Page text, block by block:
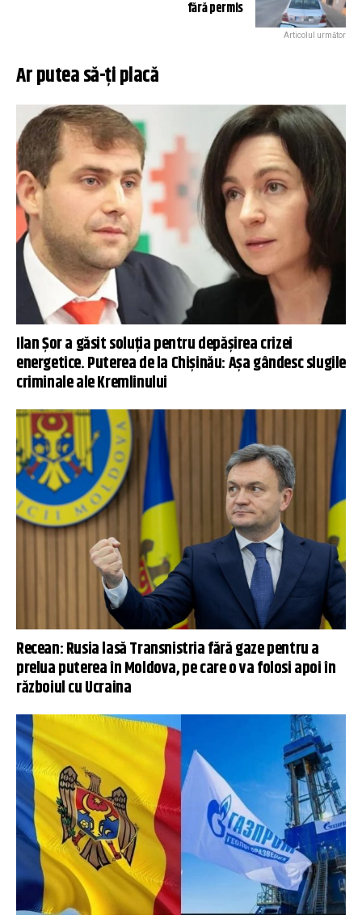
fără permis
Articolul următor
Ar putea să-ți placă
Ilan Șor a găsit soluția pentru depășirea crizei
energetice. Puterea de la Chișinău: Așa gândesc slugile
criminale ale Kremlinului
Recean: Rusia lasă Transnistria fără gaze pentru a
prelua puterea în Moldova, pe care o va folosi apoi în
războiul cu Ucraina